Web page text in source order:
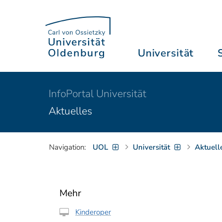
Universität
InfoPortal Universität
Aktuelles
Navigation: UOL Universität
Mehr
Kinderoper